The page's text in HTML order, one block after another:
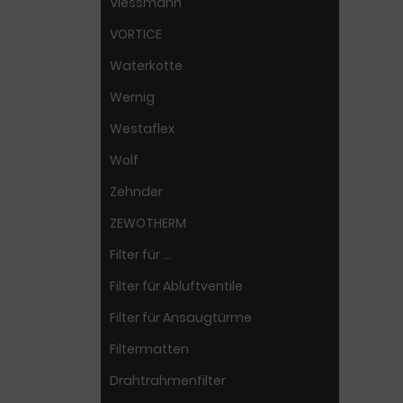
VORTICE
Waterkotte
Wernig
Westaflex
Wolf
Zehnder
ZEWOTHERM
Filter für ...
Filter für Abluftventile
Filter für Ansaugtürme
Filtermatten
Drahtrahmenfilter